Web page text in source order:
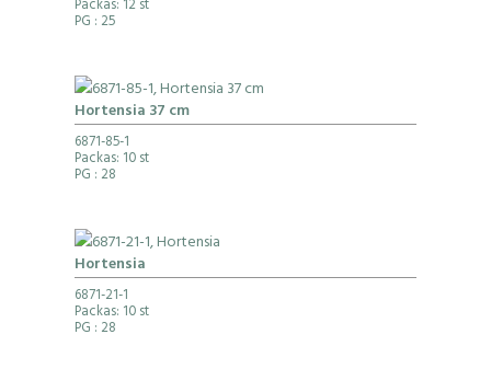
Packas: 12 st
PG : 25
Hortensia 37 cm
6871-85-1
Packas: 10 st
PG : 28
Hortensia
6871-21-1
Packas: 10 st
PG : 28